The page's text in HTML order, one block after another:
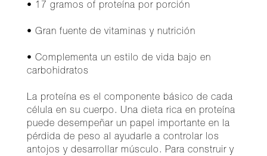
• 17 gramos of proteína por porción
• Gran fuente de vitaminas y nutrición
• Complementa un estilo de vida bajo en
carbohidratos
La proteína es el componente básico de cada
célula en su cuerpo. Una dieta rica en proteína
puede desempeñar un papel importante en la
pérdida de peso al ayudarle a controlar los
antojos y desarrollar músculo. Para construir y